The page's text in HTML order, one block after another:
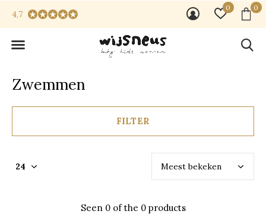
0 0
4,7
Zwemmen
FILTER
Seen 0 of the 0 products